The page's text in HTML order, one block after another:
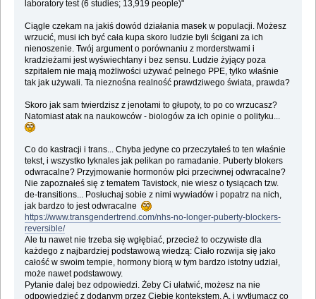
laboratory test (6 studies; 13,919 people)"
Ciągle czekam na jakiś dowód działania masek w populacji. Możesz
wrzucić, musi ich być cała kupa skoro ludzie byli ścigani za ich
nienoszenie. Twój argument o porównaniu z morderstwami i
kradzieżami jest wyświechtany i bez sensu. Ludzie żyjący poza
szpitalem nie mają możliwości używać pelnego PPE, tylko właśnie
tak jak używali. Ta nieznośna realność prawdziwego świata, prawda?
Skoro jak sam twierdzisz z jenotami to głupoty, to po co wrzucasz?
Natomiast atak na naukowców - biologów za ich opinie o polityku...
Co do kastracji i trans... Chyba jedyne co przeczytałeś to ten właśnie
tekst, i wszystko lyknales jak pelikan po ramadanie. Puberty blokers
odwracalne? Przyjmowanie hormonów płci przeciwnej odwracalne?
Nie zapoznałeś się z tematem Tavistock, nie wiesz o tysiącach tzw.
de-transitions... Posłuchaj sobie z nimi wywiadów i popatrz na nich,
jak bardzo to jest odwracalne
https://www.transgendertrend.com/nhs-no-longer-puberty-blockers-
reversible/
Ale tu nawet nie trzeba się wgłębiać, przecież to oczywiste dla
każdego z najbardziej podstawową wiedzą: Ciało rozwija się jako
całość w swoim tempie, hormony biorą w tym bardzo istotny udział,
może nawet podstawowy.
Pytanie dalej bez odpowiedzi. Żeby Ci ułatwić, możesz na nie
odpowiedzieć z dodanym przez Ciebie kontekstem. A, i wytłumacz co